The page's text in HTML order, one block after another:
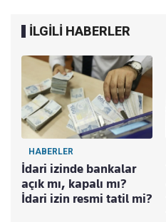
İLGİLİ HABERLER
HABERLER
İdari izinde bankalar
açık mı, kapalı mı?
İdari izin resmi tatil mi?